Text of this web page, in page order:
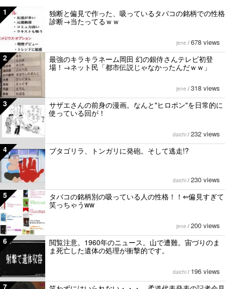
1
独断と偏見で作った、吸っているタバコの銘柄での性格
診断→当たってるｗｗ
jene / 678 views
2
最強のキラキラネーム岡田 幻の銀侍さんテレビ初登
場！→ネット民「都市伝説じゃなかったんだｗｗ」
jene / 318 views
3
サザエさんの前身の漫画。なんと"ヒロポン"を日常的に
使っている回が！
daichi / 232 views
4 ブタゴリラ、トンガリに発砲。そして逃走!?
daichi / 230 views
5
タバコの銘柄別の吸っている人の性格！！⇐偏見すぎて
笑っちゃうww
jene / 200 views
6
閲覧注意。1960年のニュース。山で遭難。宙づりのま
ま死亡した遺体の処理が衝撃的です。
daichi / 196 views
7